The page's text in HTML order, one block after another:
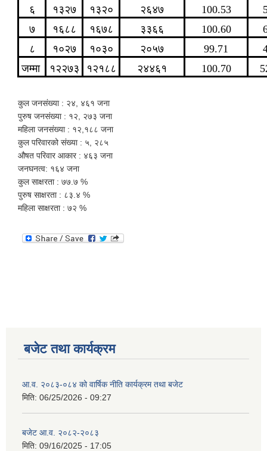
६
१३२७ १३२० २६४७ 100.53
७
१६८८ १६७८ ३३६६ 100.60
८
१०२७ १०३० २०५७ 99.71
जम्मा
१२२७३ १२१८८ २४४६१ 100.70
कुल जनसंख्या : २४, ४६१ जना
पुरुष जनसंख्या : १२, २७३ जना
महिला जनसंख्या : १२,१८८ जना
कुल परिवारको संख्या : ५, २८५
औषत परिवार आकार : ४६३ जना
जनघनत्व: १६४ जना
‌‌कुल साक्षरता : ७७.७ %
पुरुष साक्षरता : ८३.४ %
महिला साक्षरता : ७२ %
बजेट तथा कार्यक्रम
आ.व. २०८३-०८४ को वार्षिक नीति कार्यक्रम तथा बजेट
मिति: 06/25/2026 - 09:27
बजेट आ.व. २०८२-२०८३
मिति: 09/16/2025 - 17:05